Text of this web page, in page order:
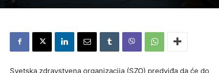
Svetska zdravstvena organizacija (SZO) predviđa da će do